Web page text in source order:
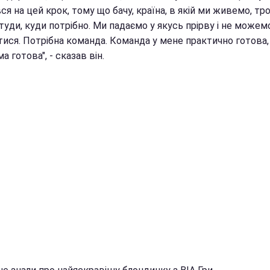
на цей крок, тому що бачу, країна, в якій ми живемо,
куди потрібно. Ми падаємо у якусь прірву і не
Потрібна команда. Команда у мене практично готова,
готова", - сказав він.